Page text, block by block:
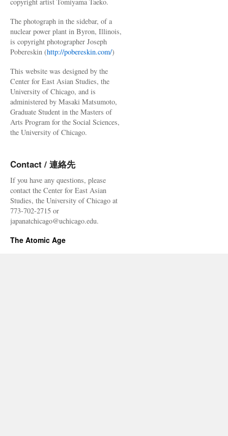
The photograph in the sidebar, of a
nuclear power plant in Byron, Illinois,
is copyright photographer Joseph
Pobereskin (http://pobereskin.com/)
This website was designed by the
Center for East Asian Studies, the
University of Chicago, and is
administered by Masaki Matsumoto,
Graduate Student in the Masters of
Arts Program for the Social Sciences,
the University of Chicago.
Contact / 連絡先
If you have any questions, please
contact the Center for East Asian
Studies, the University of Chicago at
773-702-2715 or
japanatchicago@uchicago.edu.
The Atomic Age